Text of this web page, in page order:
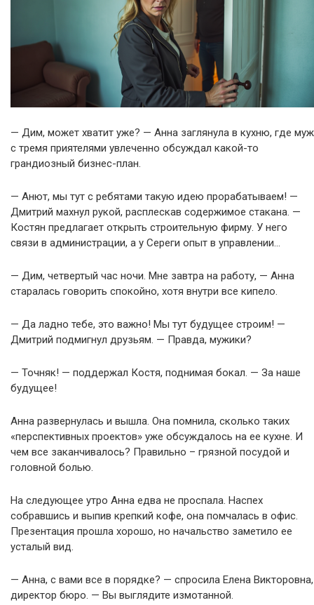
— Дим, может хватит уже? — Анна заглянула в кухню, где муж
с тремя приятелями увлеченно обсуждал какой-то
грандиозный бизнес-план.
— Анют, мы тут с ребятами такую идею прорабатываем! —
Дмитрий махнул рукой, расплескав содержимое стакана. —
Костян предлагает открыть строительную фирму. У него
связи в администрации, а у Сереги опыт в управлении…
— Дим, четвертый час ночи. Мне завтра на работу, — Анна
старалась говорить спокойно, хотя внутри все кипело.
— Да ладно тебе, это важно! Мы тут будущее строим! —
Дмитрий подмигнул друзьям. — Правда, мужики?
— Точняк! — поддержал Костя, поднимая бокал. — За наше
будущее!
Анна развернулась и вышла. Она помнила, сколько таких
«перспективных проектов» уже обсуждалось на ее кухне. И
чем все заканчивалось? Правильно – грязной посудой и
головной болью.
На следующее утро Анна едва не проспала. Наспех
собравшись и выпив крепкий кофе, она помчалась в офис.
Презентация прошла хорошо, но начальство заметило ее
усталый вид.
— Анна, с вами все в порядке? — спросила Елена Викторовна,
директор бюро. — Вы выглядите измотанной.